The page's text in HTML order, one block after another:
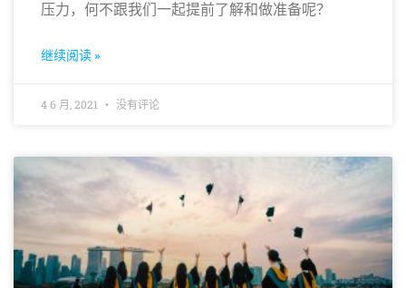
压力，何不跟我们一起提前了解和做准备呢？
继续阅读 »
4 6 月, 2021 没有评论